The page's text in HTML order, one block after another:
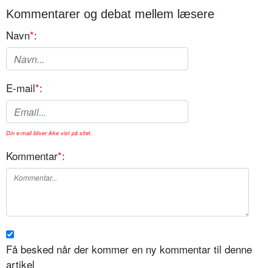
Kommentarer og debat mellem læsere
Navn*:
E-mail*:
Din e-mail bliver ikke vist på sitet.
Kommentar*:
Få besked når der kommer en ny kommentar til denne
artikel